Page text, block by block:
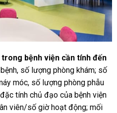
bệnh viện cần tính đến
số lượng phòng khám; số
móc, số lượng phòng phẫu
tính chủ đạo của bệnh viện
viên/số giờ hoạt động; mối